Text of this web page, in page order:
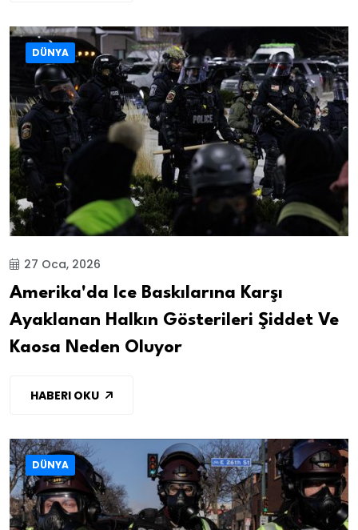
DÜNYA
27 Oca, 2026
Amerika'da Ice Baskılarına Karşı
Ayaklanan Halkın Gösterileri Şiddet Ve
Kaosa Neden Oluyor
HABERI OKU
DÜNYA